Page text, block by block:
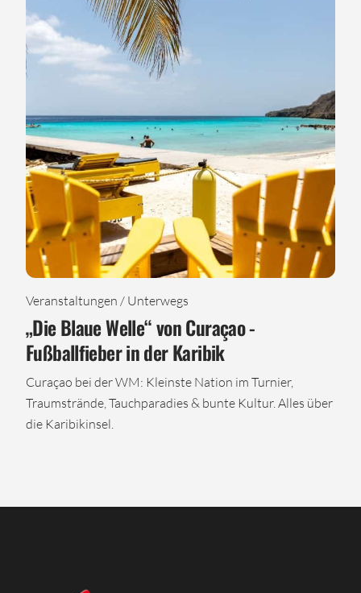
Veranstaltungen / Unterwegs
„Die Blaue Welle“ von Curaçao -
Fußballfieber in der Karibik
Curaçao bei der WM: Kleinste Nation im Turnier,
Traumstrände, Tauchparadies & bunte Kultur. Alles über
die Karibikinsel.